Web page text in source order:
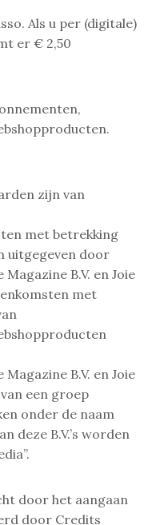
Als u per (digitale)
er € 2,50
zijn van
met betrekking
uitgegeven door
B.V. en Joie
met
B.V. en Joie
een groep
onder de naam
deze B.V.’s worden
door het aangaan
door Credits